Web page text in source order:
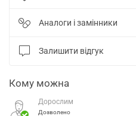
Аналоги і замінники
Залишити відгук
Кому можна
Дорослим
Дозволено